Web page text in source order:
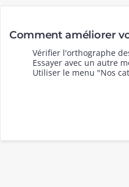
Comment améliorer
Vérifier l'orthographe
Essayer avec un autre
Utiliser le menu "Nos